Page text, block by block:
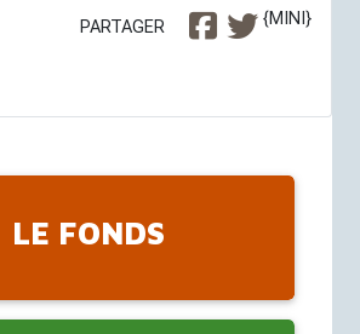
PARTAGER {MINI}
LE FONDS